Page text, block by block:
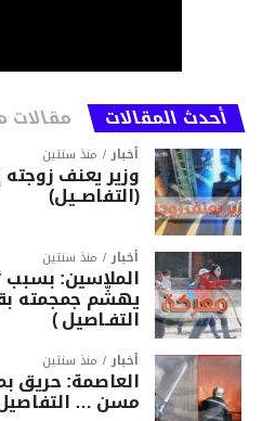
أحدث المقالات
أخبار منذ سنتين
وزير يعنف
(التفاصــيل)
أخبار منذ سنتين
الملاسين:
يهشّم جمجمته
التفـاصيل )
أخبار منذ سنتين
العاصمة: حريق
مسن …